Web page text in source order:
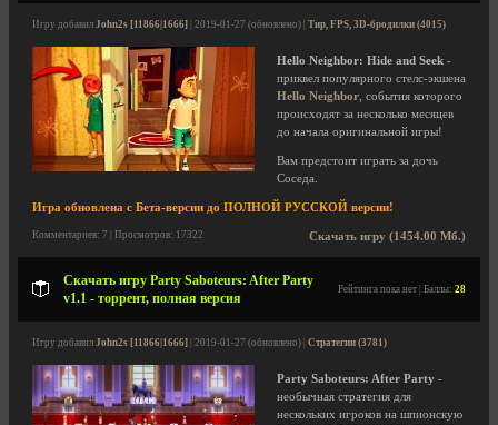
Игру добавил John2s [11866|1666] | 2019-01-27 (обновлено) | Тир, FPS, 3D-бродилки (4015)
Hello Neighbor: Hide and Seek -
приквел популярного стелс-экшена
Hello Neighbor , события которого
происходят за несколько месяцев
до начала оригинальной игры!
Вам предстоит играть за дочь
Соседа.
Игра обновлена с Бета-версии до ПОЛНОЙ РУССКОЙ версии!
Скачать игру (1454.00 Мб.)
Комментариев: 7 | Просмотров: 17322
Скачать игру Party Saboteurs: After Party
v1.1 - торрент, полная версия
Рейтинга пока нет | Баллы: 28
Игру добавил John2s [11866|1666] | 2019-01-27 (обновлено) | Стратегии (3781)
Party Saboteurs: After Party -
необычная стратегия для
нескольких игроков на шпионскую